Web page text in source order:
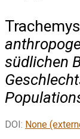
südlichen
DOI: None